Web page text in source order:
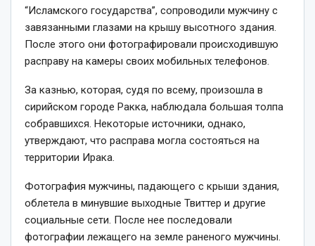
“Исламского государства”, сопроводили мужчину с
завязанными глазами на крышу высотного здания.
После этого они фотографировали происходившую
расправу на камеры своих мобильных телефонов.
За казнью, которая, судя по всему, произошла в
сирийском городе Ракка, наблюдала большая толпа
собравшихся. Некоторые источники, однако,
утверждают, что расправа могла состояться на
территории Ирака.
Фотография мужчины, падающего с крыши здания,
облетела в минувшие выходные Твиттер и другие
социальные сети. После нее последовали
фотографии лежащего на земле раненого мужчины.